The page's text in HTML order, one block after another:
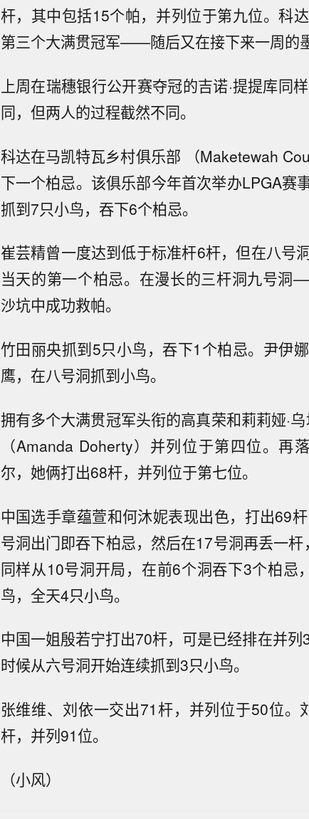
杆，其中包括15个帕，并列位于第九位。
第三个大满贯冠军——随后又在接下来一周的
上周在瑞穗银行公开赛夺冠的吉诺·提提库同
同，但两人的过程截然不同。
科达在马凯特瓦乡村俱乐部 （Maketewah
下一个柏忌。该俱乐部今年首次举办LPGA
抓到7只小鸟，吞下6个柏忌。
崔芸精曾一度达到低于标准杆6杆，但在八号
当天的第一个柏忌。在漫长的三杆洞九号
沙坑中成功救帕。
竹田丽央抓到5只小鸟，吞下1个柏忌。尹伊
鹰，在八号洞抓到小鸟。
拥有多个大满贯冠军头衔的高真荣和莉莉娅·
（Amanda Doherty）并列位于第四位。再
尔，她俩打出68杆，并列位于第七位。
中国选手章蕴萱和何沐妮表现出色，打出69
号洞出门即吞下柏忌，然后在17号洞再丢一
同样从10号洞开局，在前6个洞吞下3个柏忌
鸟，全天4只小鸟。
中国一姐殷若宁打出70杆，可是已经排在并
时候从六号洞开始连续抓到3只小鸟。
张维维、刘依一交出71杆，并列位于50位。
杆，并列91位。
（小风）